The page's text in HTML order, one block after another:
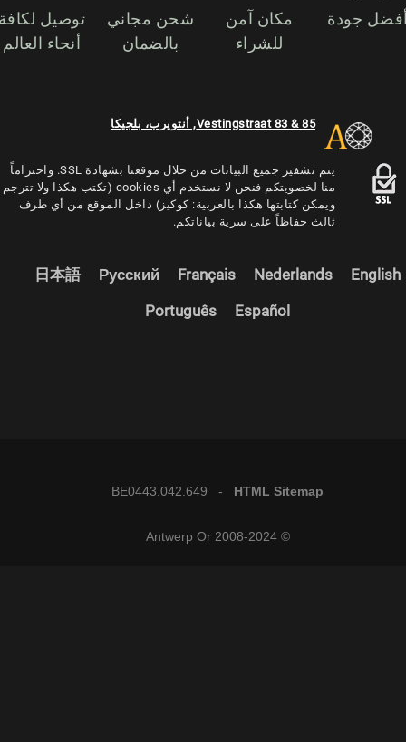
توصيل
أنحاء العالم
شحن مجاني
بالضمان
مكان آمن
للشراء
جودة
Vestingstraat 83 & 85, أنتويرب، بلجيكا
يتم تشفير جميع البيانات من حلال موقعنا بشهادة SSL. واحتراماً
منا لخصويتكم فنحن لا نستخدم أي cookies (تكتب هكذا ولا تترجم
ويمكن كتابتها هكذا بالعربية: كوكيز) داخل الموقع من أي طرف
ثالث حفاظاً على سرية بياناتكم.
English
Nederlands
Français
Русский
日本語
Español
Português
BE0443.042.649 - HTML Sitemap
© 2008-2024 Antwerp Or